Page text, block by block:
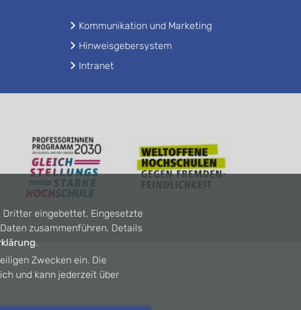
Kommunikation und Marketing
Hinweisgebersystem
Intranet
Dritter eingebettet. Eingesetzte
zusammenführen. Details
.
Zwecken ein. Die
und kann jederzeit über